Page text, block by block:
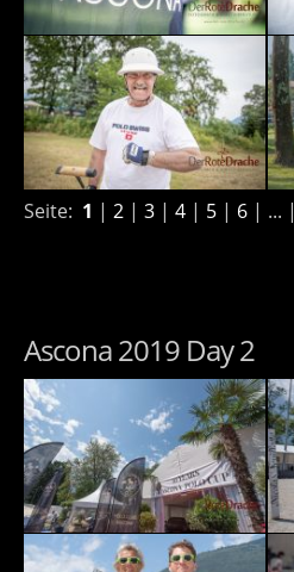
Seite: 1 | 2 | 3 | 4 | 5 | 6 | ... |
Ascona 2019 Day 2